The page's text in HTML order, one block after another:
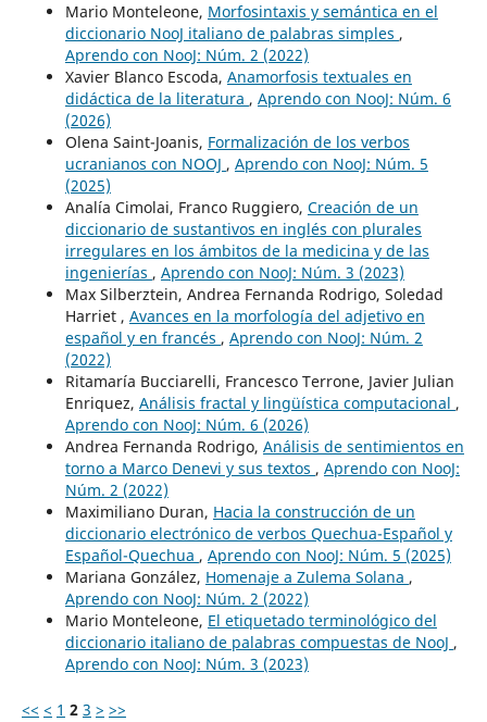
Mario Monteleone, Morfosintaxis y semántica en el
diccionario NooJ italiano de palabras simples ,
Aprendo con NooJ: Núm. 2 (2022)
Xavier Blanco Escoda, Anamorfosis textuales en
didáctica de la literatura , Aprendo con NooJ: Núm. 6
(2026)
Olena Saint-Joanis, Formalización de los verbos
ucranianos con NOOJ , Aprendo con NooJ: Núm. 5
(2025)
Analía Cimolai, Franco Ruggiero, Creación de un
diccionario de sustantivos en inglés con plurales
irregulares en los ámbitos de la medicina y de las
ingenierías , Aprendo con NooJ: Núm. 3 (2023)
Max Silberztein, Andrea Fernanda Rodrigo, Soledad
Harriet , Avances en la morfología del adjetivo en
español y en francés , Aprendo con NooJ: Núm. 2
(2022)
Ritamaría Bucciarelli, Francesco Terrone, Javier Julian
Enriquez, Análisis fractal y lingüística computacional ,
Aprendo con NooJ: Núm. 6 (2026)
Andrea Fernanda Rodrigo, Análisis de sentimientos en
torno a Marco Denevi y sus textos , Aprendo con NooJ:
Núm. 2 (2022)
Maximiliano Duran, Hacia la construcción de un
diccionario electrónico de verbos Quechua-Español y
Español-Quechua , Aprendo con NooJ: Núm. 5 (2025)
Mariana González, Homenaje a Zulema Solana ,
Aprendo con NooJ: Núm. 2 (2022)
Mario Monteleone, El etiquetado terminológico del
diccionario italiano de palabras compuestas de NooJ ,
Aprendo con NooJ: Núm. 3 (2023)
<< < 1 2 3 > >>